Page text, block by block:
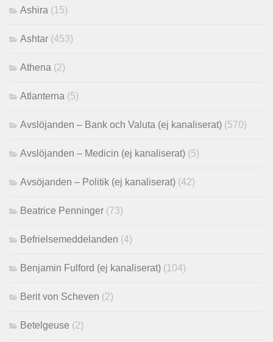
Ashira (15)
Ashtar (453)
Athena (2)
Atlanterna (5)
Avslöjanden – Bank och Valuta (ej kanaliserat) (570)
Avslöjanden – Medicin (ej kanaliserat) (5)
Avsöjanden – Politik (ej kanaliserat) (42)
Beatrice Penninger (73)
Befrielsemeddelanden (4)
Benjamin Fulford (ej kanaliserat) (104)
Berit von Scheven (2)
Betelgeuse (2)